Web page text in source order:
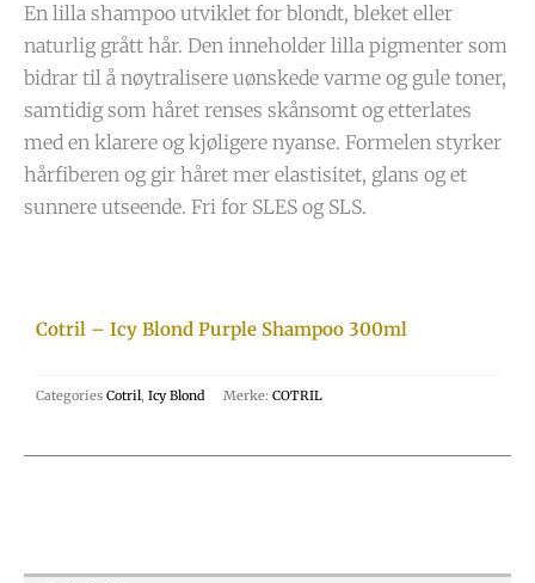
En lilla shampoo utviklet for blondt, bleket eller
naturlig grått hår. Den inneholder lilla pigmenter som
bidrar til å nøytralisere uønskede varme og gule toner,
samtidig som håret renses skånsomt og etterlates
med en klarere og kjøligere nyanse. Formelen styrker
hårfiberen og gir håret mer elastisitet, glans og et
sunnere utseende. Fri for SLES og SLS.
Cotril – Icy Blond Purple Shampoo 300ml
Categories Cotril, Icy Blond Merke: COTRIL